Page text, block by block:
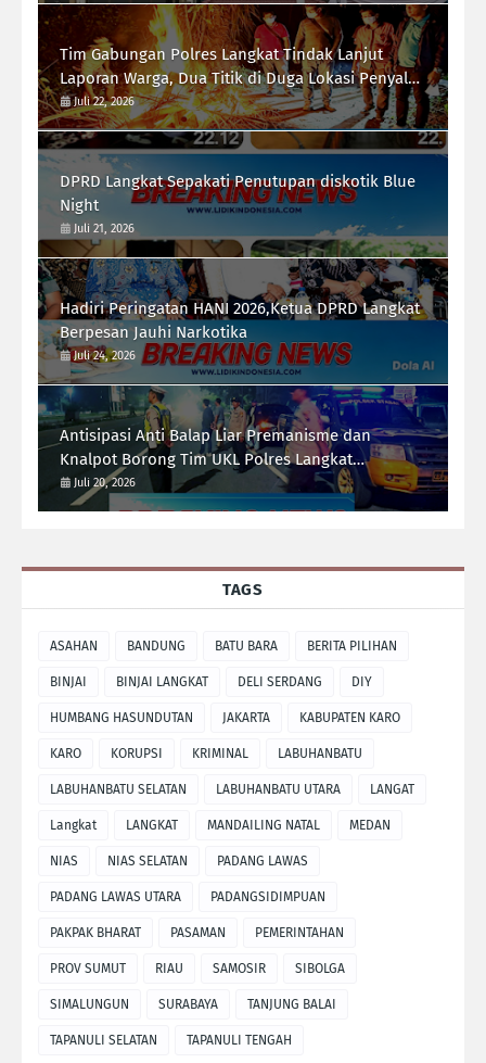
Tim Gabungan Polres Langkat Tindak Lanjut
Laporan Warga, Dua Titik di Duga Lokasi Penyalah
Gunaan Narkoba di Desa Bubun di Musnahkan
Juli 22, 2026
DPRD Langkat Sepakati Penutupan diskotik Blue
Night
Juli 21, 2026
Hadiri Peringatan HANI 2026,Ketua DPRD Langkat
Berpesan Jauhi Narkotika
Juli 24, 2026
Antisipasi Anti Balap Liar Premanisme dan
Knalpot Borong Tim UKL Polres Langkat
Laksanakan Patroli Malam
Juli 20, 2026
TAGS
ASAHAN BANDUNG BATU BARA BERITA PILIHAN
BINJAI BINJAI LANGKAT DELI SERDANG DIY
HUMBANG HASUNDUTAN JAKARTA KABUPATEN KARO
KARO KORUPSI KRIMINAL LABUHANBATU
LABUHANBATU SELATAN LABUHANBATU UTARA LANGAT
Langkat LANGKAT MANDAILING NATAL MEDAN
NIAS NIAS SELATAN PADANG LAWAS
PADANG LAWAS UTARA PADANGSIDIMPUAN
PAKPAK BHARAT PASAMAN PEMERINTAHAN
PROV SUMUT RIAU SAMOSIR SIBOLGA
SIMALUNGUN SURABAYA TANJUNG BALAI
TAPANULI SELATAN TAPANULI TENGAH